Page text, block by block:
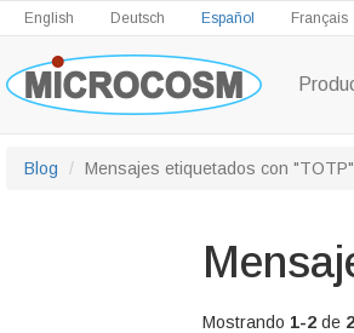
English Deutsch Español Français
Blog Mensajes etiquetados con "TOTP"
Mostrando 1-2de 2